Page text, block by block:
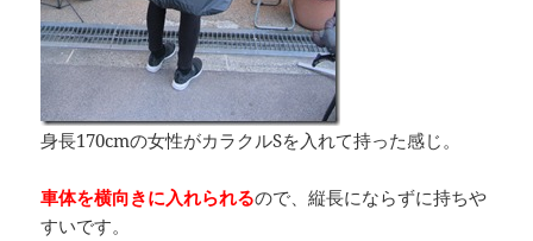
身長170cmの女性がカラクルSを入れて持った感じ。
車体を横向きに入れられるので、縦長にならずに持ちや
すいです。